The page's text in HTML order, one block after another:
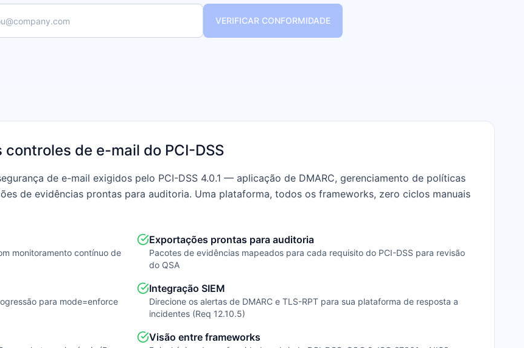
VERIFICAR CONFORMIDADE
de e-mail do PCI-DSS
de e-mail exigidos pelo PCI-DSS 4.0.1 — aplicação de DMARC, gerenciamento de políticas
de evidências prontas para auditoria. Uma plataforma, todos os frameworks, zero ciclos manuais
monitoramento contínuo de
para mode=enforce
Exportações prontas para auditoria
Pacotes de evidências mapeados para cada requisito do PCI-DSS para revisão
do QSA
Integração SIEM
Direcione os alertas de DMARC e TLS-RPT para sua plataforma de resposta a
incidentes (Req 12.10.5)
Visão entre frameworks